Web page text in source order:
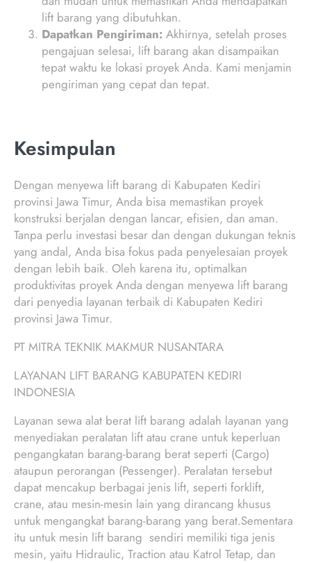
lift barang yang dibutuhkan.
Dapatkan Pengiriman: Akhirnya, setelah proses
pengajuan selesai, lift barang akan disampaikan
tepat waktu ke lokasi proyek Anda. Kami menjamin
pengiriman yang cepat dan tepat.
Kesimpulan
Dengan menyewa lift barang di Kabupaten Kediri
provinsi Jawa Timur, Anda bisa memastikan proyek
konstruksi berjalan dengan lancar, efisien, dan aman.
Tanpa perlu investasi besar dan dengan dukungan teknis
yang andal, Anda bisa fokus pada penyelesaian proyek
dengan lebih baik. Oleh karena itu, optimalkan
produktivitas proyek Anda dengan menyewa lift barang
dari penyedia layanan terbaik di Kabupaten Kediri
provinsi Jawa Timur.
PT MITRA TEKNIK MAKMUR NUSANTARA
LAYANAN LIFT BARANG KABUPATEN KEDIRI
INDONESIA
Layanan sewa alat berat lift barang adalah layanan yang
menyediakan peralatan lift atau crane untuk keperluan
pengangkatan barang-barang berat seperti (Cargo)
ataupun perorangan (Pessenger). Peralatan tersebut
dapat mencakup berbagai jenis lift, seperti forklift,
crane, atau mesin-mesin lain yang dirancang khusus
untuk mengangkat barang-barang yang berat.Sementara
itu untuk mesin lift barang sendiri memiliki tiga jenis
mesin, yaitu Hidraulic, Traction atau Katrol Tetap, dan